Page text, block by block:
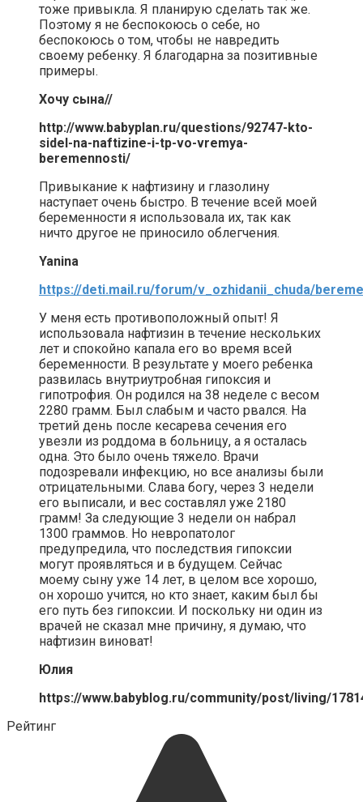
тоже привыкла. Я планирую сделать так же.
Поэтому я не беспокоюсь о себе, но
беспокоюсь о том, чтобы не навредить
своему ребенку. Я благодарна за позитивные
примеры.
Хочу сына//
http://www.babyplan.ru/questions/92747-kto-
sidel-na-naftizine-i-tp-vo-vremya-
beremennosti/
Привыкание к нафтизину и глазолину
наступает очень быстро. В течение всей моей
беременности я использовала их, так как
ничто другое не приносило облегчения.
Yanina
https://deti.mail.ru/forum/v_ozhidanii_chuda/
У меня есть противоположный опыт! Я
использовала нафтизин в течение нескольких
лет и спокойно капала его во время всей
беременности. В результате у моего ребенка
развилась внутриутробная гипоксия и
гипотрофия. Он родился на 38 неделе с весом
2280 грамм. Был слабым и часто рвался. На
третий день после кесарева сечения его
увезли из роддома в больницу, а я осталась
одна. Это было очень тяжело. Врачи
подозревали инфекцию, но все анализы были
отрицательными. Слава богу, через 3 недели
его выписали, и вес составлял уже 2180
грамм! За следующие 3 недели он набрал
1300 граммов. Но невропатолог
предупредила, что последствия гипоксии
могут проявляться и в будущем. Сейчас
моему сыну уже 14 лет, в целом все хорошо,
он хорошо учится, но кто знает, каким был бы
его путь без гипоксии. И поскольку ни один из
врачей не сказал мне причину, я думаю, что
нафтизин виноват!
Юлия
https://www.babyblog.ru/community/post/living/
Рейтинг